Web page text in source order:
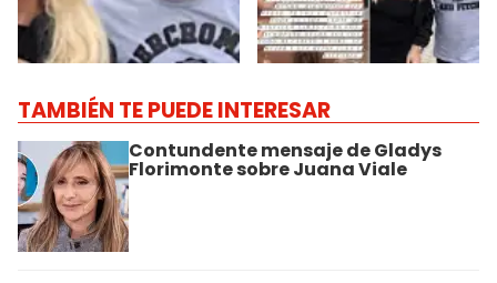
TAMBIÉN TE PUEDE INTERESAR
Contundente mensaje de Gladys
Florimonte sobre Juana Viale